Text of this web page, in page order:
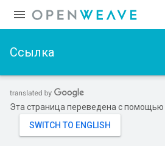
Ссылка
Эта страница переведена с помощью